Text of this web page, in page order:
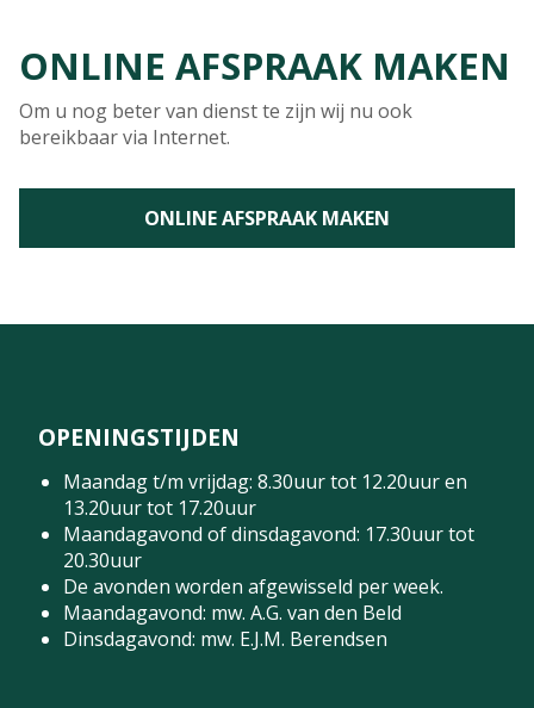
ONLINE AFSPRAAK MAKEN
Om u nog beter van dienst te zijn wij nu ook
bereikbaar via Internet.
ONLINE AFSPRAAK MAKEN
OPENINGSTIJDEN
Maandag t/m vrijdag: 8.30uur tot 12.20uur en
13.20uur tot 17.20uur
Maandagavond of dinsdagavond: 17.30uur tot
20.30uur
De avonden worden afgewisseld per week.
Maandagavond: mw. A.G. van den Beld
Dinsdagavond: mw. E.J.M. Berendsen